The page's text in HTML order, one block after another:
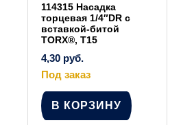
114315 Насадка
торцевая 1/4″DR с
вставкой-битой
TORX®, T15
4,30 руб.
Под заказ
В КОРЗИНУ